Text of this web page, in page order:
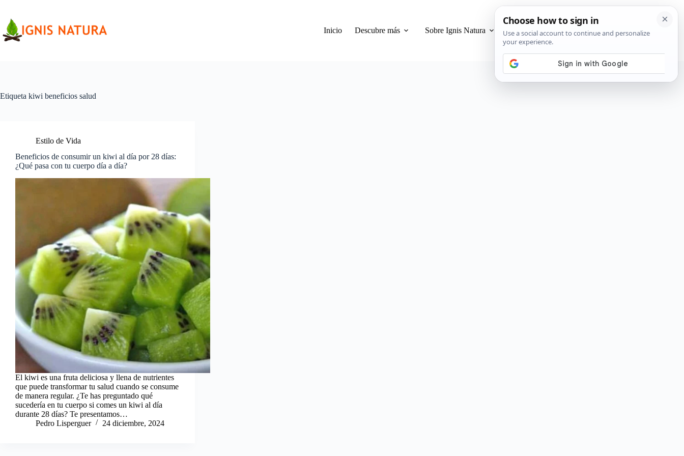
contenido
Inicio
Descubre más Sobre Ignis Natura Privacidad y Cookies
Etiqueta kiwi beneficios salud
Estilo de Vida
Beneficios de consumir un kiwi al día por 28 días:
¿Qué pasa con tu cuerpo día a día?
El kiwi es una fruta deliciosa y llena de nutrientes
que puede transformar tu salud cuando se consume
de manera regular. ¿Te has preguntado qué
sucedería en tu cuerpo si comes un kiwi al día
durante 28 días? Te presentamos…
Pedro Lisperguer
24 diciembre, 2024